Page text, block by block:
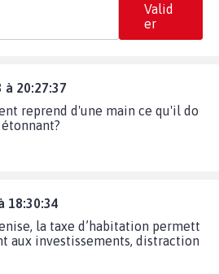
Valid
er
à 20:27:37
reprend d'une main ce qu'il do
18:30:34
la taxe d’habitation permett
aux investissements, distraction